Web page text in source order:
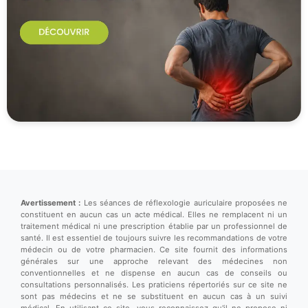
Avertissement : Les séances de réflexologie auriculaire proposées ne
constituent en aucun cas un acte médical. Elles ne remplacent ni un
traitement médical ni une prescription établie par un professionnel de
santé. Il est essentiel de toujours suivre les recommandations de votre
médecin ou de votre pharmacien. Ce site fournit des informations
générales sur une approche relevant des médecines non
conventionnelles et ne dispense en aucun cas de conseils ou
consultations personnalisés. Les praticiens répertoriés sur ce site ne
sont pas médecins et ne se substituent en aucun cas à un suivi